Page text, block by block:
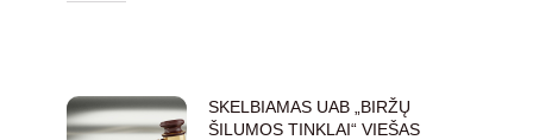
SKELBIAMAS UAB „BIRŽŲ
ŠILUMOS TINKLAI“ VIEŠAS